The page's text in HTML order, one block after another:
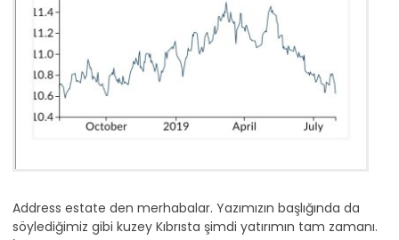
Address estate den merhabalar. Yazımızın başlığında da
söylediğimiz gibi kuzey Kıbrısta şimdi yatırımın tam zamanı.